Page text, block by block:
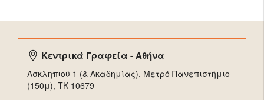
Κεντρικά Γραφεία - Αθήνα
Ασκληπιού 1 (& Ακαδημίας), Μετρό Πανεπιστήμιο
(150μ), TK 10679